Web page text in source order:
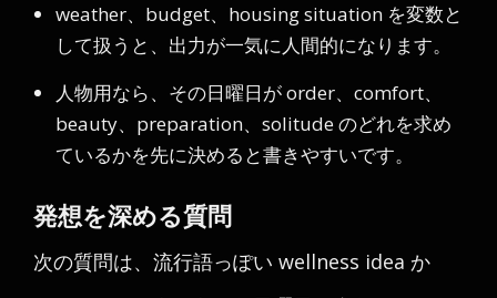
weather、budget、housing situation を変数と
して扱うと、出力が一気に人間的になります。
人物用なら、その日曜日が order、comfort、
beauty、preparation、solitude のどれを求め
ているかを先に決めると書きやすいです。
発想を深める質問
次の質問は、流行語っぽい wellness idea か